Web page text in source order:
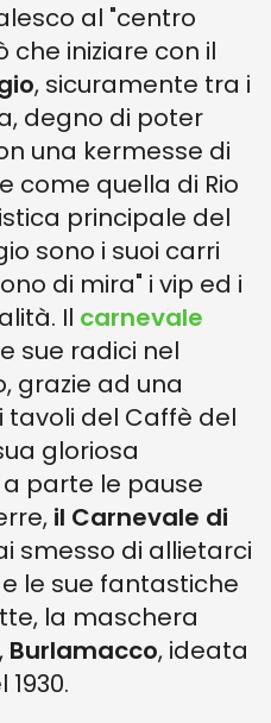
al "centro
che iniziare con il
, sicuramente tra i
degno di poter
una kermesse di
come quella di Rio
principale del
sono i suoi carri
di mira" i vip ed i
Il carnevale
sue radici nel
grazie ad una
del Caffè del
gloriosa
parte le pause
il Carnevale di
smesso di allietarci
le sue fantastiche
la maschera
Burlamacco, ideata